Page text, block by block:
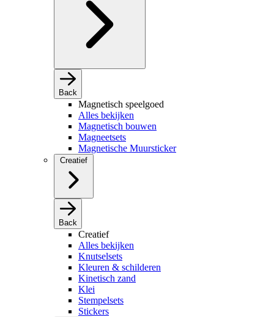
Back
Magnetisch speelgoed
Alles bekijken
Magnetisch bouwen
Magneetsets
Magnetische Muursticker
Creatief
Back
Creatief
Alles bekijken
Knutselsets
Kleuren & schilderen
Kinetisch zand
Klei
Stempelsets
Stickers